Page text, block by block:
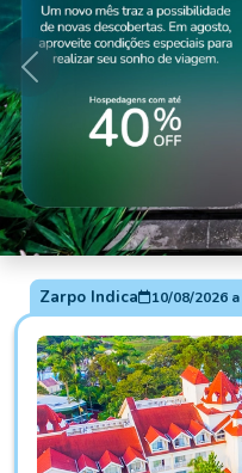
Anterior
Zarpo Indica 10/08/2026a